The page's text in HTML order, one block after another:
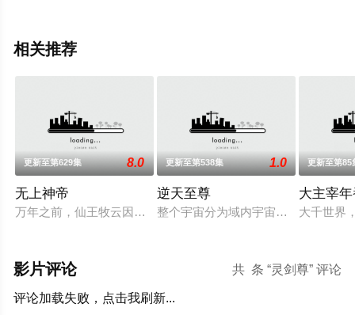
相关推荐
更新至第629集 8.0
无上神帝
万年之前，仙王牧云因持有诛仙图而遭人暗算，残魂沉睡万年
更新至第538集 1.0
逆天至尊
整个宇宙分为域内宇宙和域外宇宙，
更新至第85
大主宰
大千世界
共 条 “灵剑尊” 评论
影片评论
评论加载失败，点击我刷新...